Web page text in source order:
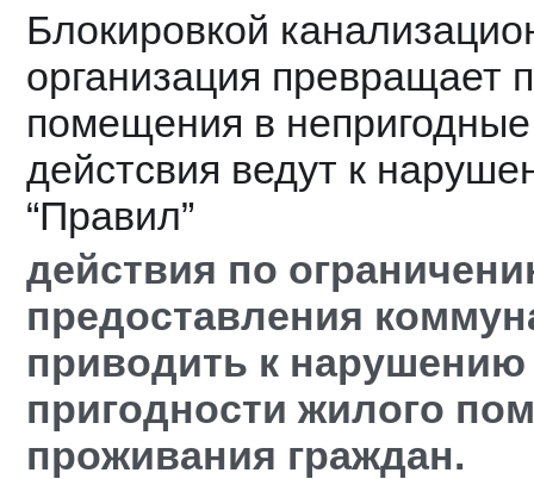
Блокировкой
организация превращает
помещения в
дейстсвия ведут к
“Правил”
действия по
предоставления
приводить к
пригодности жилого
проживания граждан.